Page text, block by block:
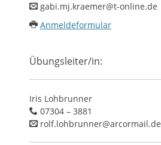
gabi.mj.kraemer@t-online.de
Anmeldeformular
Übungsleiter/in:
Iris Lohbrunner
07304 – 3881
rolf.lohbrunner@arcormail.de